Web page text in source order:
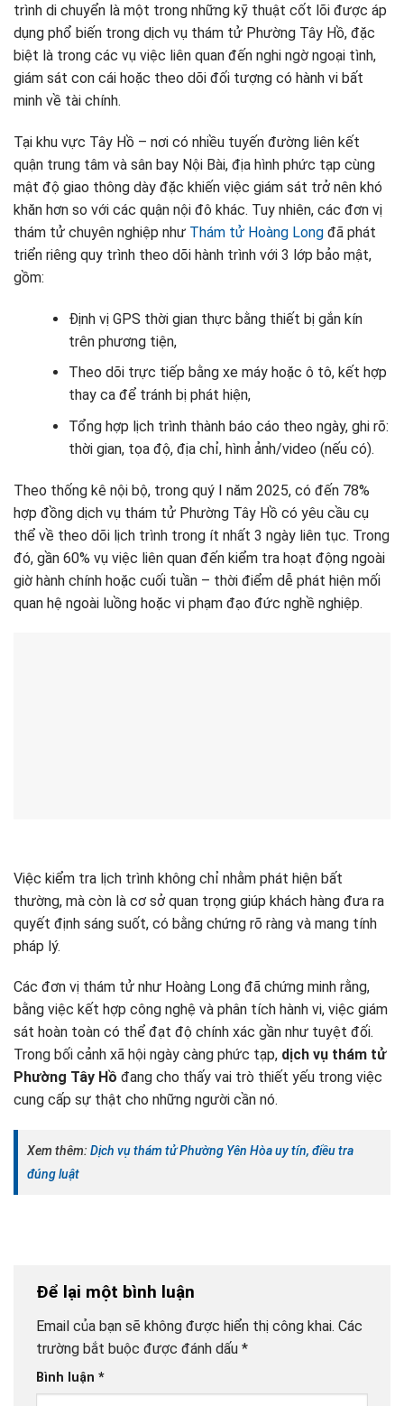
trình di chuyển là một trong những kỹ thuật cốt lõi được áp
dụng phổ biến trong dịch vụ thám tử Phường Tây Hồ, đặc
biệt là trong các vụ việc liên quan đến nghi ngờ ngoại tình,
giám sát con cái hoặc theo dõi đối tượng có hành vi bất
minh về tài chính.
Tại khu vực Tây Hồ – nơi có nhiều tuyến đường liên kết
quận trung tâm và sân bay Nội Bài, địa hình phức tạp cùng
mật độ giao thông dày đặc khiến việc giám sát trở nên khó
khăn hơn so với các quận nội đô khác. Tuy nhiên, các đơn vị
thám tử chuyên nghiệp như Thám tử Hoàng Long đã phát
triển riêng quy trình theo dõi hành trình với 3 lớp bảo mật,
gồm:
Định vị GPS thời gian thực bằng thiết bị gắn kín
trên phương tiện,
Theo dõi trực tiếp bằng xe máy hoặc ô tô, kết hợp
thay ca để tránh bị phát hiện,
Tổng hợp lịch trình thành báo cáo theo ngày, ghi rõ:
thời gian, tọa độ, địa chỉ, hình ảnh/video (nếu có).
Theo thống kê nội bộ, trong quý I năm 2025, có đến 78%
hợp đồng dịch vụ thám tử Phường Tây Hồ có yêu cầu cụ
thể về theo dõi lịch trình trong ít nhất 3 ngày liên tục. Trong
đó, gần 60% vụ việc liên quan đến kiểm tra hoạt động ngoài
giờ hành chính hoặc cuối tuần – thời điểm dễ phát hiện mối
quan hệ ngoài luồng hoặc vi phạm đạo đức nghề nghiệp.
Việc kiểm tra lịch trình không chỉ nhằm phát hiện bất
thường, mà còn là cơ sở quan trọng giúp khách hàng đưa ra
quyết định sáng suốt, có bằng chứng rõ ràng và mang tính
pháp lý.
Các đơn vị thám tử như Hoàng Long đã chứng minh rằng,
bằng việc kết hợp công nghệ và phân tích hành vi, việc giám
sát hoàn toàn có thể đạt độ chính xác gần như tuyệt đối.
Trong bối cảnh xã hội ngày càng phức tạp, dịch vụ thám tử
Phường Tây Hồ đang cho thấy vai trò thiết yếu trong việc
cung cấp sự thật cho những người cần nó.
Xem thêm: Dịch vụ thám tử Phường Yên Hòa uy tín, điều tra
đúng luật
Để lại một bình luận
Email của bạn sẽ không được hiển thị công khai. Các
trường bắt buộc được đánh dấu *
Bình luận *